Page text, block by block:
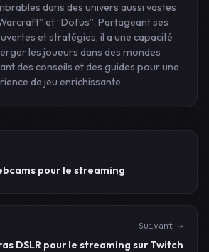
dans des univers aussi vastes
et “Dofus”. Partageant ses
et stratégies, il a une capacité
les joueurs dans des mondes
des conseils et des guides pour une
de jeu enrichissante.
pour le streaming
Suivant →
DSLR pour le streaming sur Twitch